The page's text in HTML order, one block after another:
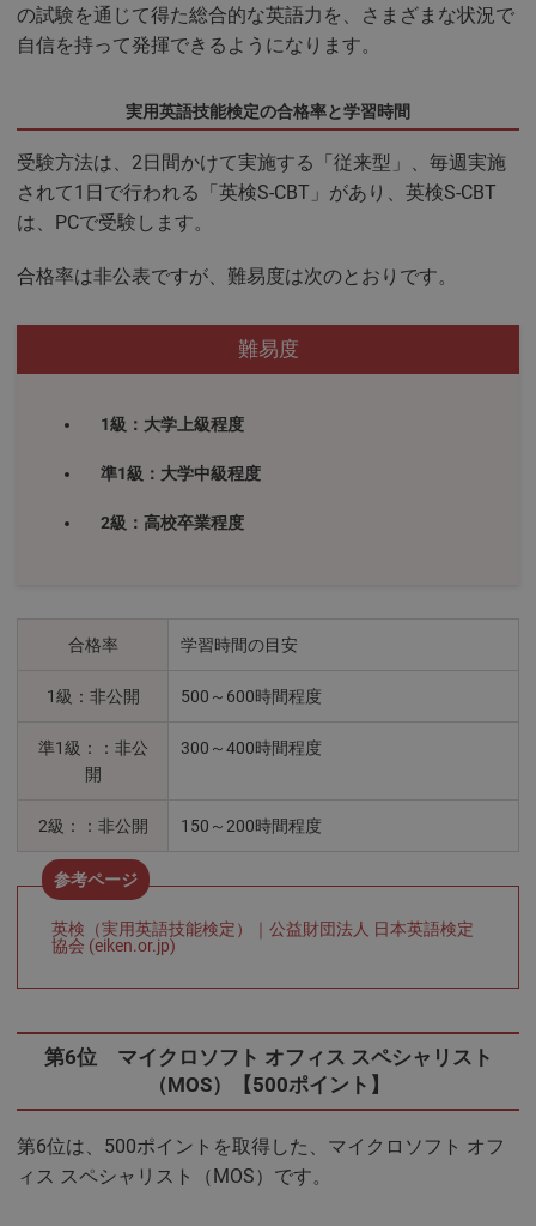
の試験を通じて得た総合的な英語力を、さまざまな状況で
自信を持って発揮できるようになります。
実用英語技能検定の合格率と学習時間
受験方法は、2日間かけて実施する「従来型」、毎週実施
されて1日で行われる「英検S-CBT」があり、英検S-CBT
は、PCで受験します。
合格率は非公表ですが、難易度は次のとおりです。
難易度
1級：大学上級程度
準1級：大学中級程度
2級：高校卒業程度
合格率 学習時間の目安
1級：非公開 500～600時間程度
準1級：：非公
開
300～400時間程度
2級：：非公開 150～200時間程度
英検（実用英語技能検定）｜公益財団法人 日本英語検定
協会 (eiken.or.jp)
第6位 マイクロソフト オフィス スペシャリスト
（MOS）【500ポイント】
第6位は、500ポイントを取得した、マイクロソフト オフ
ィス スペシャリスト（MOS）です。